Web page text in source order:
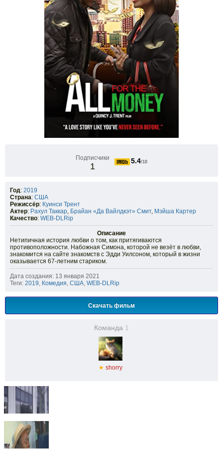
Подписчики
1
5.4/10
Год: 2019
Страна: США
Режиссёр: Куинси Трент
Актер: Рахул Таккар, Брайан «Да Вайлдкэт» Смит, Мэйша Картер
Качество: WEB-DLRip
Описание
Нетипичная история любви о том, как притягиваются
противоположности. Набожная Симона, которой не везёт в любви,
знакомится на сайте знакомств с Эдди Уилсоном, который в жизни
оказывается 67-летним стариком.
Дата создания: 13 января 2021
Теги: 2019, Комедия, США, WEB-DLRip
Скачать фильм
Команда 1
★ shorry